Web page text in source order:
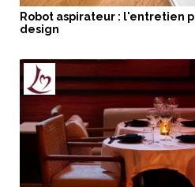
Robot aspirateur : l'entretien
design